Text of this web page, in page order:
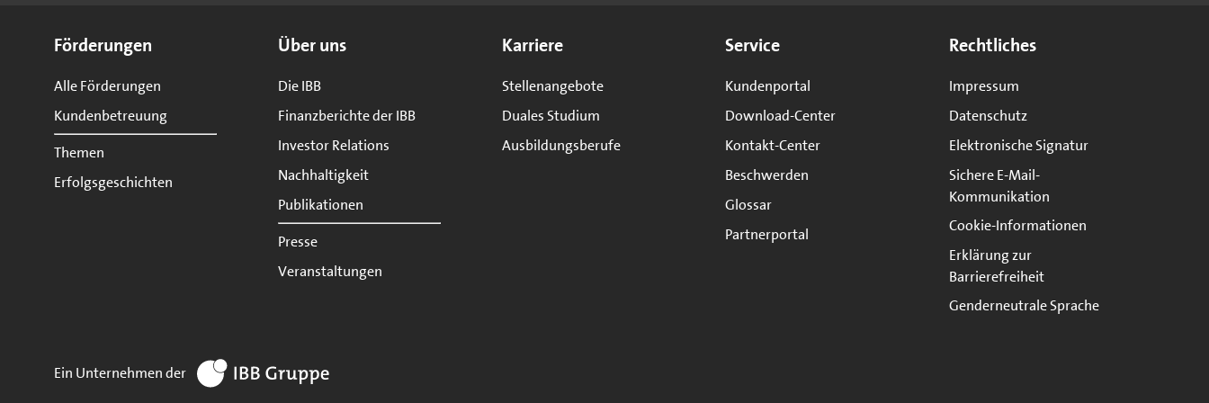
Förderungen
Alle Förderungen
Kundenbetreuung
Themen
Erfolgsgeschichten
Über uns
Die IBB
Finanzberichte der IBB
Investor Relations
Nachhaltigkeit
Publikationen
Presse
Veranstaltungen
Karriere
Stellenangebote
Duales Studium
Ausbildungsberufe
Service
Kundenportal
Download-Center
Kontakt-Center
Beschwerden
Glossar
Partnerportal
Rechtliches
Impressum
Datenschutz
Elektronische Signatur
Sichere E-Mail-
Kommunikation
Cookie-Informationen
Erklärung zur
Barrierefreiheit
Genderneutrale Sprache
zur Website IBB Gruppe
Ein Unternehmen der